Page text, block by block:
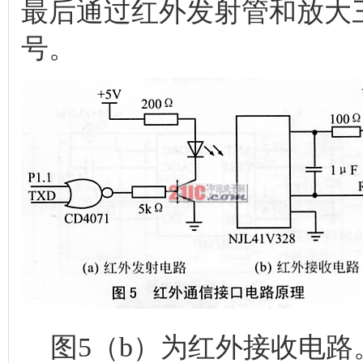
最后通过红外发射管和放
号。
图5（b）为红外接收电路